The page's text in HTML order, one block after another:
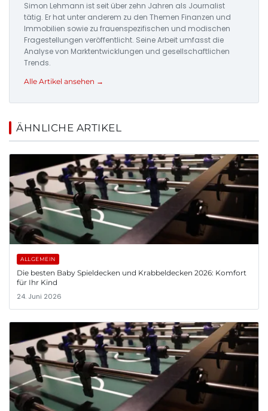
Simon Lehmann ist seit über zehn Jahren als Journalist
tätig. Er hat unter anderem zu den Themen Finanzen und
Immobilien sowie zu frauenspezifischen und modischen
Fragestellungen veröffentlicht. Seine Arbeit umfasst die
Analyse von Marktentwicklungen und gesellschaftlichen
Trends.
Alle Artikel ansehen →
ÄHNLICHE ARTIKEL
ALLGEMEIN
Die besten Baby Spieldecken und Krabbeldecken 2026: Komfort
für Ihr Kind
24. Juni 2026